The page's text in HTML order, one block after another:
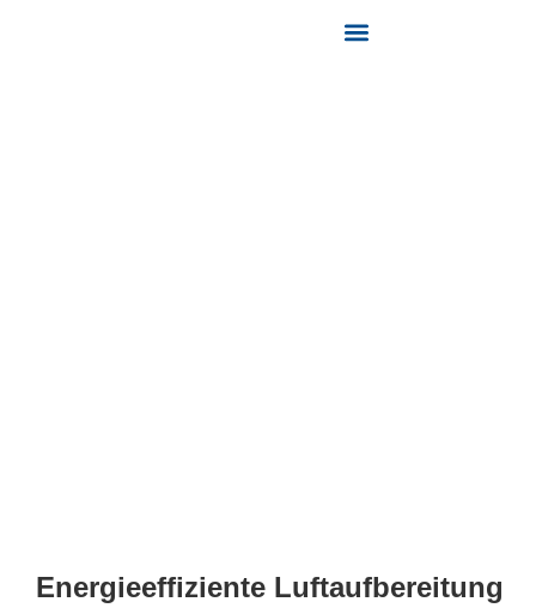
Energieeffiziente Luftaufbereitung